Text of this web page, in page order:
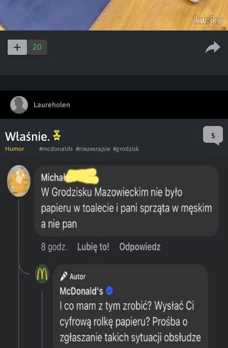
20
Laureholen
Właśnie. 5
Humor #mcdonalds #niezesrajsie #grodzisk